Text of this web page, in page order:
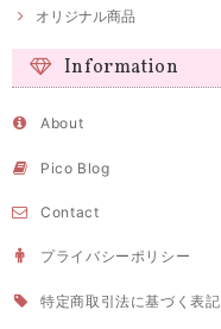
オリジナル商品
Information
About
Pico Blog
Contact
プライバシーポリシー
特定商取引法に基づく表記